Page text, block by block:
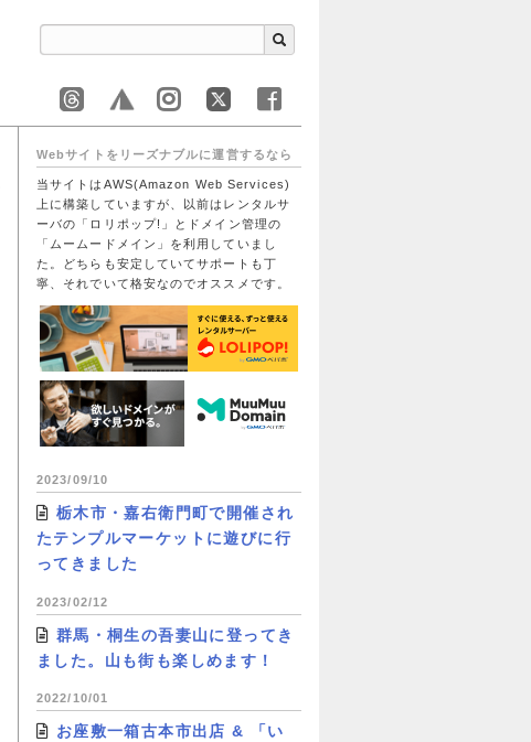
Webサイトをリーズナブルに運営するなら
当サイトはAWS(Amazon Web Services)
上に構築していますが、以前はレンタルサ
ーバの「ロリポップ!」とドメイン管理の
「ムームードメイン」を利用していまし
た。どちらも安定していてサポートも丁
寧、それでいて格安なのでオススメです。
2023/09/10
栃木市・嘉右衛門町で開催され
たテンプルマーケットに遊びに行
ってきました
2023/02/12
群馬・桐生の吾妻山に登ってき
ました。山も街も楽しめます！
2022/10/01
お座敷一箱古本市出店 & 「い